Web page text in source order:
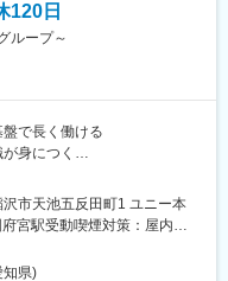
すが、個人ノルマや歩合制
の教育を受けて独り立ちし
ービス事業を推進するミッ
業期を迎えた今、スケール
指したい分野で能力を活か
環境下で他社で培った技
120日
ループ～
で長く働ける
身につく
働きやすさ◎
展開するグループの金融サ
市天池五反田町1 ユニー本
宮駅受動喫煙対策：屋内全
所（リモートワーク含む）
知県)